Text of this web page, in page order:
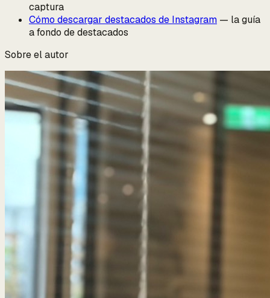
captura
Cómo descargar destacados de Instagram — la guía
a fondo de destacados
Sobre el autor